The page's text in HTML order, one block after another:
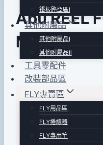
鐵板路亞區Ⅰ
其他附屬品
其他附屬品Ⅰ
其他附屬品Ⅱ
工具零配件
改裝部品區
FLY專賣區
FLY用品區
FLY捲線器
FLY專用竿
Abu REEL
M 捲線器腳套
Bybc
shop
2017
06